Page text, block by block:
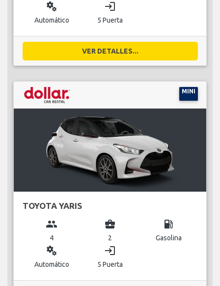
miscellaneous_services
Automático
login
5 Puerta
VER DETALLES...
MINI
TOYOTA YARIS
group
4
business_center
2
local_gas_station
Gasolina
miscellaneous_services
Automático
login
5 Puerta